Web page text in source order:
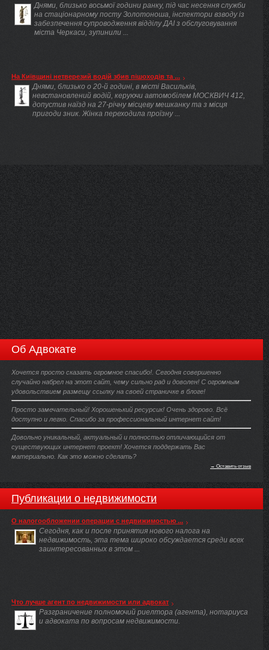
Днями, близько восьмої години ранку, під час несення служби
на стаціонарному посту Золотоноша, інспектори взводу із
забезпечення супроводження відділу ДАІ з обслуговування
міста Черкаси, зупинили ...
На Київщині нетверезий водій збив пішоходів та ...
Днями, близько о 20-й годині, в місті Васильків,
невстановлений водій, керуючи автомобілем МОСКВИЧ 412,
допустив наїзд на 27-річну місцеву мешканку та з місця
пригоди зник. Жінка переходила проїзну ...
Об Адвокате
Хочется просто сказать огромное спасибо!. Сегодня совершенно
случайно набрел на этот сайт, чему сильно рад и доволен! С огромным
удовольствием размещу ссылку на своей страничке в блоге!
Просто замечательный! Хорошенький ресурсик! Очень здорово. Всё
доступно и легко. Спасибо за профессиональный интернет сайт!
Довольно уникальный, актуальный и полностью отличающийся от
существующих интернет проект! Хочется поддержать Вас
материально. Как это можно сделать?
→ Оставить отзыв
Публикации о недвижимости
О налогообложении операции с недвижимостью ...
Сегодня, как и после принятия нового налога на
недвижимость, эта тема широко обсуждается среди всех
заинтересованных в этом ...
Что лучше агент по недвижимости или адвокат
Разграничение полномочий риелтора (агента), нотариуса
и адвоката по вопросам недвижимости.